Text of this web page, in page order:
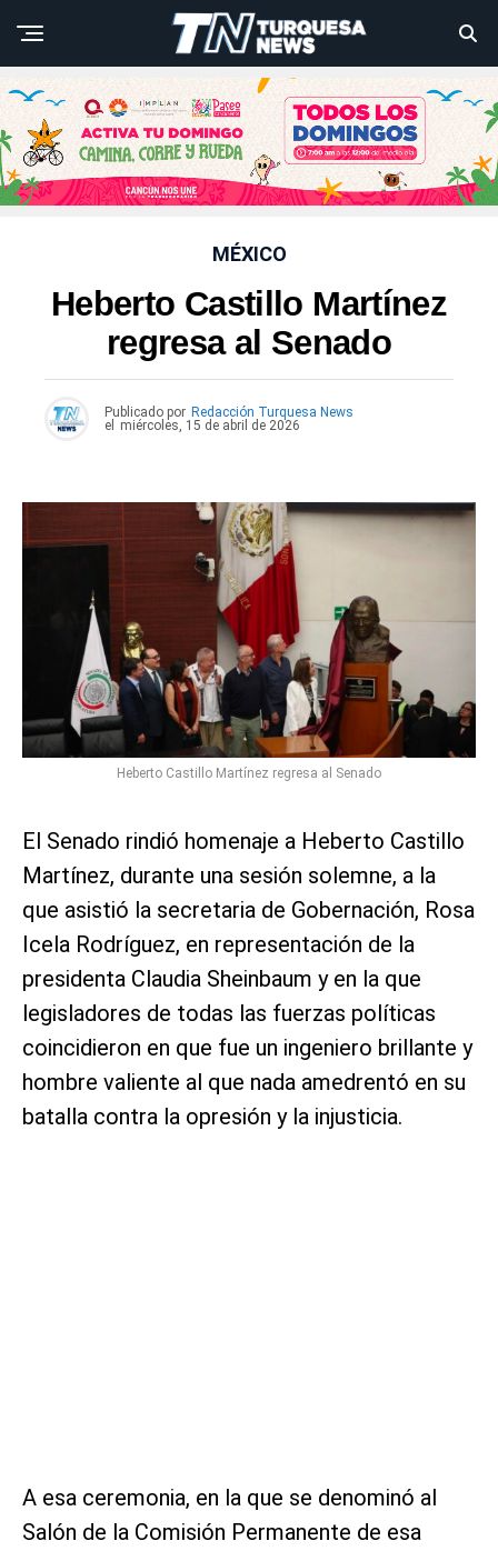
MÉXICO
Heberto Castillo Martínez
regresa al Senado
Publicado por Redacción Turquesa News
el
miércoles, 15 de abril de 2026
Heberto Castillo Martínez regresa al Senado
El Senado rindió homenaje a Heberto Castillo
Martínez, durante una sesión solemne, a la
que asistió la secretaria de Gobernación, Rosa
Icela Rodríguez, en representación de la
presidenta Claudia Sheinbaum y en la que
legisladores de todas las fuerzas políticas
coincidieron en que fue un ingeniero brillante y
hombre valiente al que nada amedrentó en su
batalla contra la opresión y la injusticia.
A esa ceremonia, en la que se denominó al
Salón de la Comisión Permanente de esa